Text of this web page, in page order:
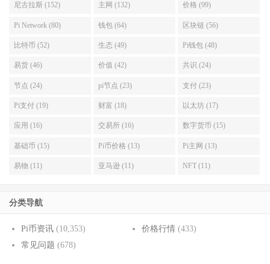
尼古拉斯 (152) 主网 (132) 价格 (99)
Pi Network (80) 钱包 (64) 区块链 (56)
比特币 (52) 生态 (49) Pi钱包 (48)
易货 (46) 价值 (42) 共识 (24)
节点 (24) pi节点 (23) 支付 (23)
Pi支付 (19) 财富 (18) 以太坊 (17)
应用 (16) 交易所 (16) 数字货币 (15)
基础币 (15) Pi币价格 (13) Pi主网 (13)
易物 (11) 亚马逊 (11) NFT (11)
分类导航
Pi币资讯 (10,353) 价格行情(433)
常见问题 (678)